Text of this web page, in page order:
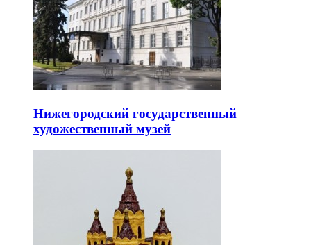
Нижегородский государственный
художественный музей